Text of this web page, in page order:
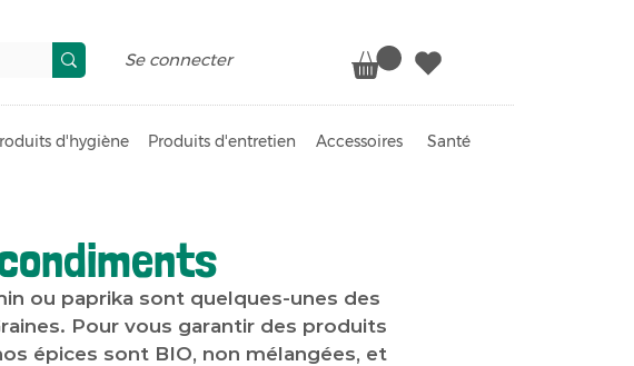
d'hygiène Produits d'entretien Accessoires Santé
Se connecter
ou paprika sont quelques-unes des
Pour vous garantir des produits
épices sont BIO, non mélangées, et